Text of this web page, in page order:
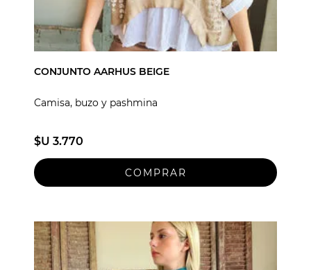
CONJUNTO AARHUS BEIGE
Camisa, buzo y pashmina
$U 3.770